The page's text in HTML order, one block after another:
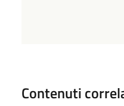
Contenuti